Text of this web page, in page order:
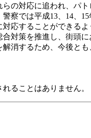
の対応に追われ、パ
察では平成13、14、
応することができる
対策を推進し、街頭
消するため、今後と
ることはありません。